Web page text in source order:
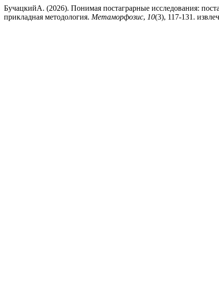
БучацкийА. (2026). Понимая постаграрные исследования:
прикладная методология. Метаморфозис, 10(3), 117-131.